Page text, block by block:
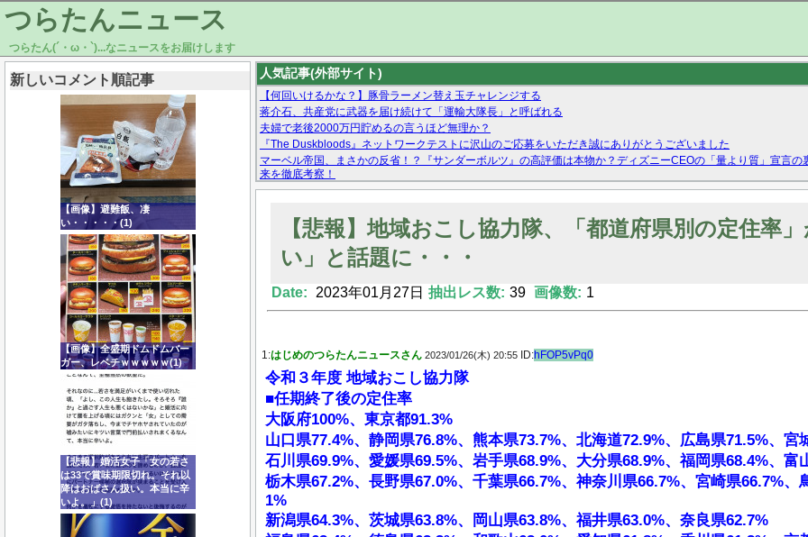
つらたんニュース
つらたん(´・ω・`)...なニュースをお届けします
新しいコメント順記事
【画像】避難飯、凄
い・・・・・(1)
【画像】全盛期ドムドムバー
ガー、レベチｗｗｗｗｗ(1)
【悲報】婚活女子「女の若さ
は33で賞味期限切れ。それ以
降はおばさん扱い。本当に辛
いよ。」(1)
人気記事(外部サイト)
【何回いけるかな？】豚骨ラーメン替え玉チャレンジする
蒋介石、共産党に武器を届け続けて「運輸大隊長」と呼ばれる
夫婦で老後2000万円貯めるの言うほど無理か？
『The Duskbloods』ネットワークテストに沢山のご応募をいただき誠にありがとうございました
マーベル帝国、まさかの反省！？『サンダーボルツ』の高評価は本物か？ディズニーCEOの「量より質」宣言
来を徹底考察！
【モー娘。石田亜佑美】ファーストテイク出演も新規獲得ならず？北川莉央が1位に
Powered by livedoor 相互RSS
【悲報】地域おこし協力隊、「都道府県別の定住率
い」と話題に・・・
Date: 2023年01月27日 抽出レス数: 39 画像数: 1
1:はじめのつらたんニュースさん 2023/01/26(木) 20:55 ID:hFOP5vPq0
令和３年度 地域おこし協力隊
■任期終了後の定住率
大阪府100%、東京都91.3%
山口県77.4%、静岡県76.8%、熊本県73.7%、北海道72.9%、広島県71.5%、宮
石川県69.9%、愛媛県69.5%、岩手県68.9%、大分県68.9%、福岡県68.4%、富
栃木県67.2%、長野県67.0%、千葉県66.7%、神奈川県66.7%、宮崎県66.7%、
1%
新潟県64.3%、茨城県63.8%、岡山県63.8%、福井県63.0%、奈良県62.7%